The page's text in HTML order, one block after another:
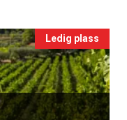
Ledig plass